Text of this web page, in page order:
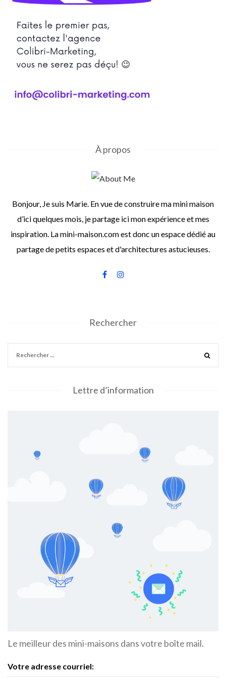
À propos
Bonjour, Je suis Marie. En vue de construire ma mini maison
d’ici quelques mois, je partage ici mon expérience et mes
inspiration. La mini-maison.com est donc un espace dédié au
partage de petits espaces et d'architectures astucieuses.
Rechercher
Lettre d’information
Le meilleur des mini-maisons dans votre boîte mail.
Votre adresse courriel: